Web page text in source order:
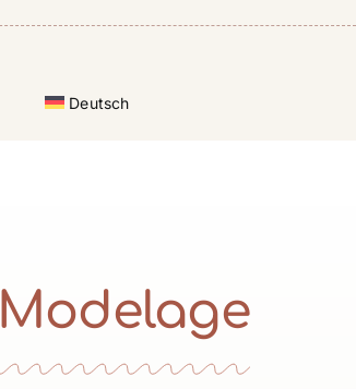
Deutsch
Modelage